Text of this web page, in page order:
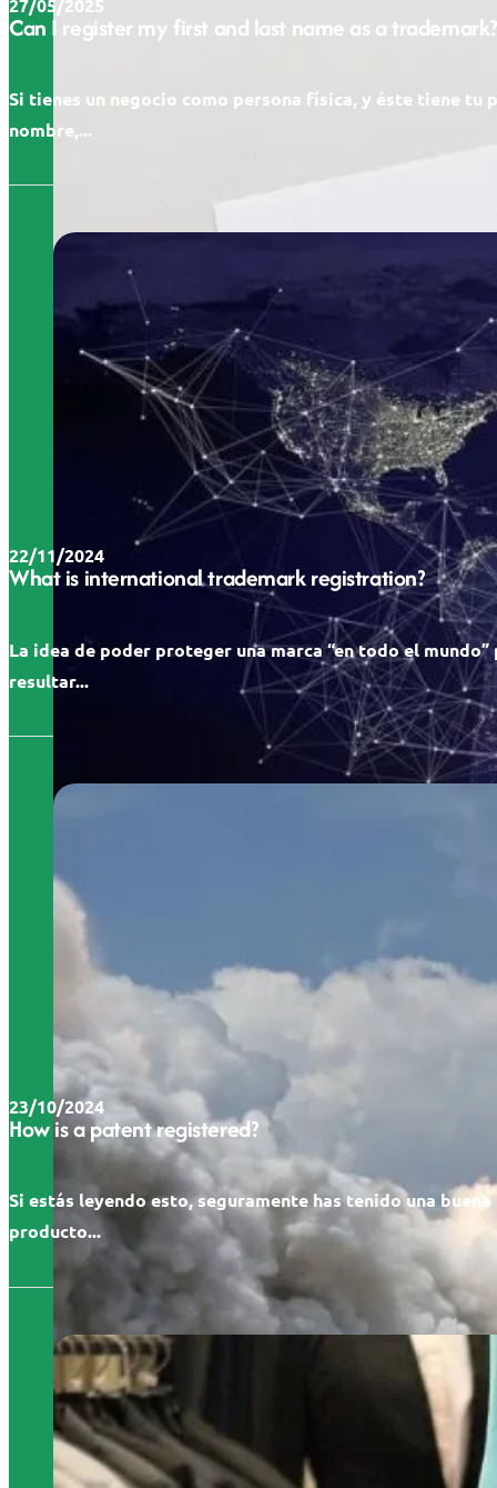
27/05/2025
Can I register my first and last name as a trademark?
Si tienes un negocio como persona física, y éste tiene tu
nombre,...
22/11/2024
What is international trademark registration?
La idea de poder proteger una marca “en todo el mundo”
resultar...
23/10/2024
How is a patent registered?
Si estás leyendo esto, seguramente has tenido una
producto...